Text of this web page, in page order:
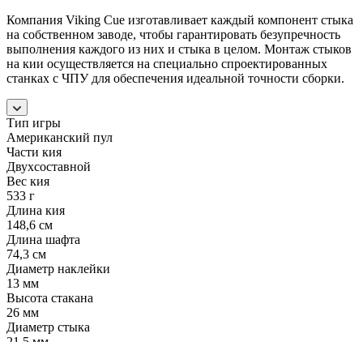
Компания Viking Cue изготавливает каждый компонент стыка
на собственном заводе, чтобы гарантировать безупречность
выполнения каждого из них и стыка в целом. Монтаж стыков
на кии осуществляется на специально спроектированных
станках с ЧПУ для обеспечения идеальной точности сборки.
Тип игры
Американский пул
Части кия
Двухсоставной
Вес кия
533 г
Длина кия
148,6 см
Длина шафта
74,3 см
Диаметр наклейки
13 мм
Высота стакана
26 мм
Диаметр стыка